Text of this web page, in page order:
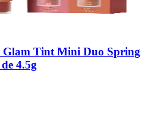
Tint Mini Duo Spring
4.5g